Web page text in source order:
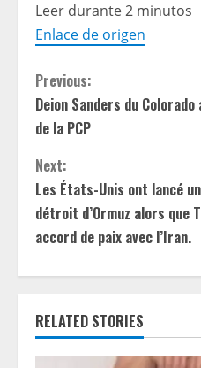
Leer durante 2 minutos
Enlace de origen
C
o
n
t
i
n
u
e
Previous:
Deion Sanders du
de la PCP
Next:
Les États-Unis ont lancé
détroit d’Ormuz alors que
accord de paix avec l’Iran.
RELATED STORIES